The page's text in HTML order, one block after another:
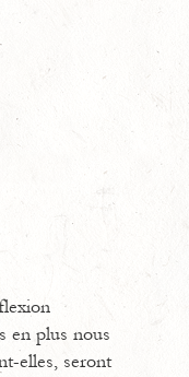
en plus nous
elles, seront